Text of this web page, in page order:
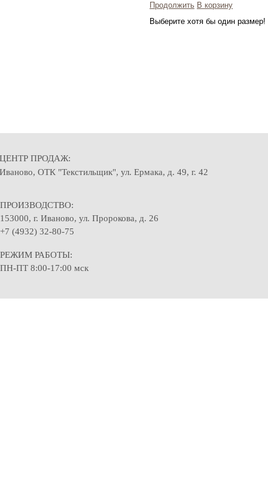
Продолжить В корзину
Выберите хотя бы один размер!
ЦЕНТР ПРОДАЖ:
Иваново, ОТК "Текстильщик", ул. Ермака, д. 49, г. 42
ПРОИЗВОДСТВО:
153000, г. Иваново, ул. Пророкова, д. 26
+7 (4932) 32-80-75
РЕЖИМ РАБОТЫ:
ПН-ПТ 8:00-17:00 мск